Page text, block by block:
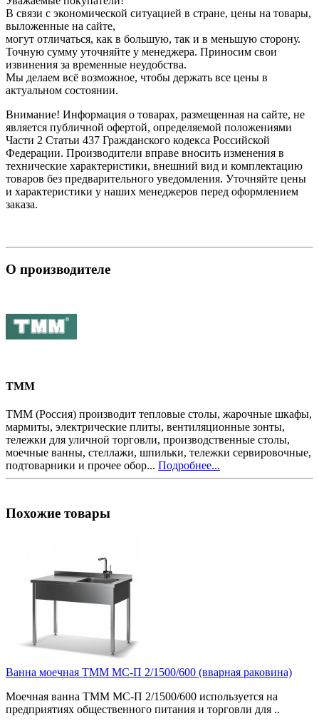
В связи с экономической ситуацией в стране, цены на товары,
выложенные на сайте,
могут отличаться, как в большую, так и в меньшую сторону.
Точную сумму уточняйте у менеджера. Приносим свои
извинения за временные неудобства.
Мы делаем всё возможное, чтобы держать все цены в
актуальном состоянии.
Внимание! Информация о товарах, размещенная на сайте, не
является публичной офертой, определяемой положениями
Части 2 Статьи 437 Гражданского кодекса Российской
Федерации. Производители вправе вносить изменения в
технические характеристики, внешний вид и комплектацию
товаров без предварительного уведомления. Уточняйте цены
и характеристики у наших менеджеров перед оформлением
заказа.
О производителе
ТММ
ТММ (Россия) производит тепловые столы, жарочные шкафы,
мармиты, электрические плиты, вентиляционные зонты,
тележки для уличной торговли, производственные столы,
моечные ванны, стеллажи, шпильки, тележки сервировочные,
подтоварники и прочее обор... Подробнее...
Похожие товары
Ванна моечная ТММ МС-П 2/1500/600 (вварная раковина)
Моечная ванна ТММ МС-П 2/1500/600 используется на
предприятиях общественного питания и торговли для ..